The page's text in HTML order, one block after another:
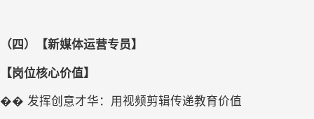
（四）【新媒体运营专员】
【岗位核心价值】
�� 发挥创意才华：用视频剪辑传递教育价值